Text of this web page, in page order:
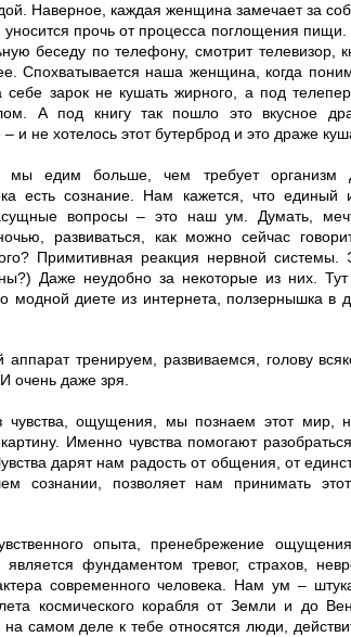
Наверное, каждая женщина замечает за
прочь от процесса поглощения
беседу по телефону, смотрит телевизор,
Спохватывается наша женщина, когда
зарок не кушать жирного, а под
А под книгу так пошло это вкусное
и не хотелось этот бутерброд и это драже
мы едим больше, чем требует организм
есть сознание. Нам кажется, что единый
вопросы – это наш ум. Думать,
развиваться, как можно сейчас
Примитивная реакция нервной системы.
Даже неудобно за некоторые из них. Тут
диете из интернета, ползернышка в
тренируем, развиваемся, голову
очень даже зря.
ощущения, мы познаем этот мир,
Именно чувства помогают
дарят нам радость от общения, от
сознании, позволяет нам принимать
опыта, пренебрежение
фундаментом тревог, страхов,
современного человека. Нам ум –
космического корабля от Земли и до
на самом деле к тебе относятся люди,